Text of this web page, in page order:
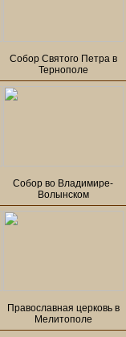
Собор Святого Петра в
Тернополе
Собор во Владимире-
Волынском
Православная церковь в
Мелитополе